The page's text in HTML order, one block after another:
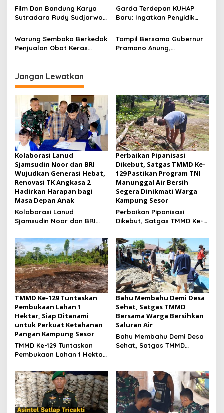
Diding Boneng
Pengurus Baru, Fokus
Konsolidasi Jelang
Musancab 13 September
Film Dan Bandung Karya
Sutradara Rudy Sudjarwo:
Secara Luas Mulai 20
Agustus 2026
Garda Terdepan KUHAP
Baru: Ingatkan Penyidik
Bersalah
Warung Sembako Berkedok
Penjualan Obat Keras
Tampil Bersama Gubernur
Pramono Anung,
Jangan Lewatkan
Kolaborasi Lanud
Sjamsudin Noor dan BRI
Wujudkan Generasi Hebat,
Renovasi TK Angkasa 2
Hadirkan Harapan bagi
Masa Depan Anak
Kolaborasi Lanud
Sjamsudin Noor dan BRI
Renovasi TK Angkasa 2
Hadirkan Harapan bagi
Masa Depan Anak
Perbaikan Pipanisasi
Dikebut, Satgas TMMD Ke-
129 Pastikan Program TNI
Manunggal Air Bersih
Segera Dinikmati Warga
Kampung Sesor
Perbaikan Pipanisasi
Dikebut, Satgas TMMD Ke-
Manunggal Air Bersih
Segera Dinikmati Warga
Kampung Sesor
TMMD Ke-129 Tuntaskan
Pembukaan Lahan 1
Hektar, Siap Ditanami
untuk Perkuat Ketahanan
Pangan Kampung Sesor
TMMD Ke-129 Tuntaskan
Pembukaan Lahan 1 Hektar,
Perkuat Ketahanan Pangan
Kampung Sesor
Bahu Membahu Demi Desa
Sehat, Satgas TMMD
Bersama Warga Bersihkan
Saluran Air
Bahu Membahu Demi Desa
Sehat, Satgas TMMD